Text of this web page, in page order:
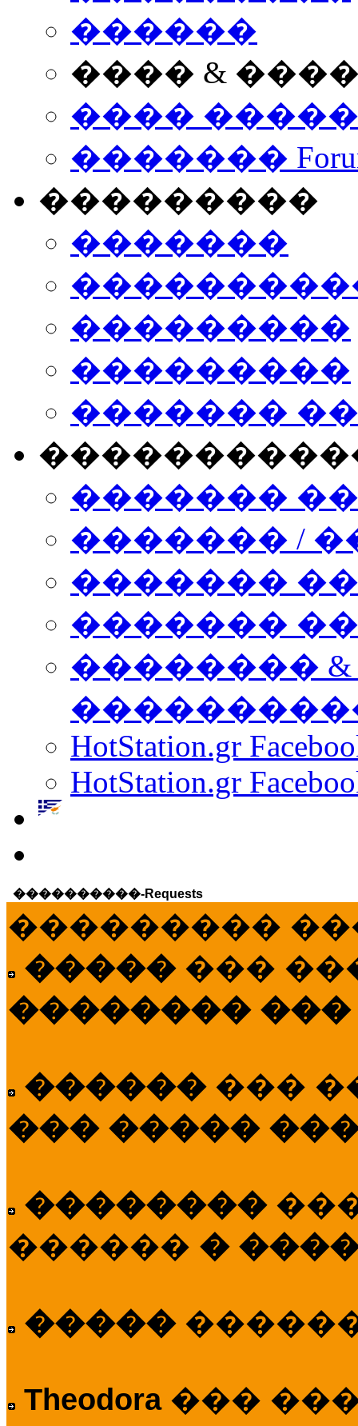
������
���� &
����
�������
���������
�������
���������
���������
�������
�������
������� /
�������
������� ���
��������
HotStation.gr
HotStation.gr
����������-Requests
���������
����� ���
��������
������ ���
��� �����
��������
������ �
�����
Theodora ���